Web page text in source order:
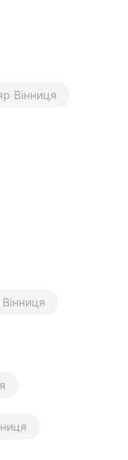
Вінниця